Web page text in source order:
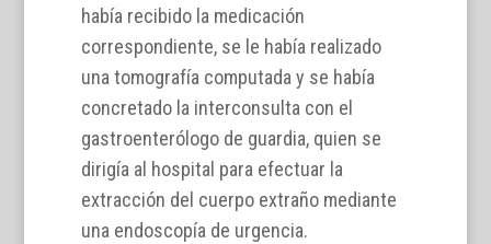
había recibido la medicación
correspondiente, se le había realizado
una tomografía computada y se había
concretado la interconsulta con el
gastroenterólogo de guardia, quien se
dirigía al hospital para efectuar la
extracción del cuerpo extraño mediante
una endoscopía de urgencia.